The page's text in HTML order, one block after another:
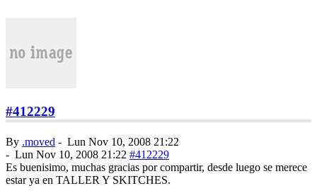
#412229
By .moved - Lun Nov 10, 2008 21:22
- Lun Nov 10, 2008 21:22 #412229
Es buenisimo, muchas gracias por compartir, desde luego se merece
estar ya en TALLER Y SKITCHES.